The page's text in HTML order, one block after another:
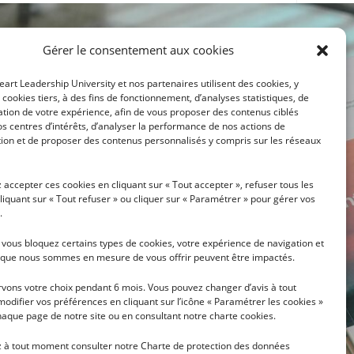
Gérer le consentement aux cookies
Leadership University et nos partenaires utilisent des cookies, y
tiers, à des fins de fonctionnement, d’analyses statistiques, de
de votre expérience, afin de vous proposer des contenus ciblés
centres d’intérêts, d’analyser la performance de nos actions de
et de proposer des contenus personnalisés y compris sur les réseaux
accepter ces cookies en cliquant sur « Tout accepter », refuser tous les
sur « Tout refuser » ou cliquer sur « Paramétrer » pour gérer vos
bloquez certains types de cookies, votre expérience de navigation et
nous sommes en mesure de vous offrir peuvent être impactés.
votre choix pendant 6 mois. Vous pouvez changer d’avis à tout
vos préférences en cliquant sur l’icône « Paramétrer les cookies »
page de notre site ou en consultant notre charte cookies.
à tout moment consulter notre Charte de protection des données
Leadership University pour vous transmettre ses
votre consentement
un lien de désinscription
sur l’utilisation de vos données personnelles et
Charte de protection des données personnelles